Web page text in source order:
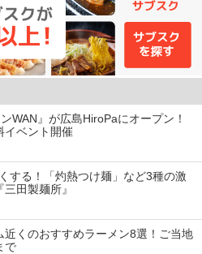
WAN』が広島HiroPaにオープン！
イベント開催
する！「灼熱つけ麺」など3種の激
田製麺所』
近くのおすすめラーメン8選！ご当地
で